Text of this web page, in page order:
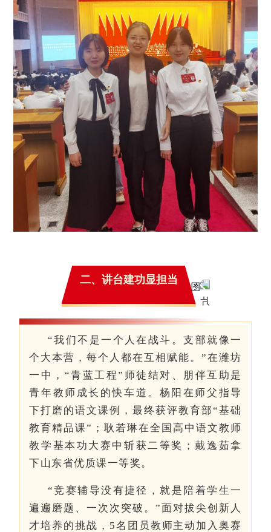
二、讲台建功显担当
“我们不是一个人在战斗。支部就像一
个大本营，每个人都在互相赋能。”在潍坊
一中，“青蓝工程”师徒结对、朋伴互助是
青年教师成长的快车道。杨阳在师父指导
下打磨的语文课例，最终获评教育部“基础
教育精品课”；耿若琳在全国高中语文教师
教学基本功大赛中斩获二等奖；戴逸茹拿
下山东省优质课一等奖。
“竞赛辅导没有捷径，就是陪着学生一
遍遍磨题、一次次突破。”面对拔尖创新人
才培养的挑战，5名团员教师主动加入奥赛